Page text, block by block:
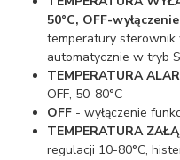
50°C, OFF-
temperatury sterownik
automatycznie w tryb
TEMPERATURA
OFF, 50-80°C
OFF - wyłączenie
TEMPERATURA
regulacji 10-80°C,